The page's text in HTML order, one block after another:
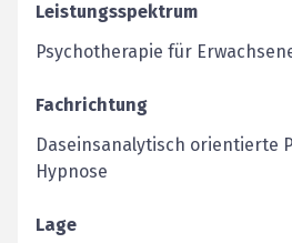
Leistungsspektrum
Psychotherapie für
Fachrichtung
Daseinsanalytisch orientierte
Hypnose
Lage